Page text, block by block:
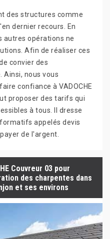
des structures comme
dernier recours. En
autres opérations ne
Afin de réaliser ces
convier des
Ainsi, nous vous
confiance à VADOCHE
proposer des tarifs qui
à tous. Il dresse
appelés devis
de l'argent.
Couvreur 03 pour
des charpentes dans
et ses environs